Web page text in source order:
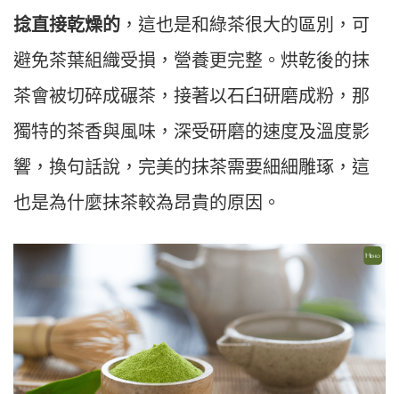
捻直接乾燥的 ，這也是和綠茶很大的區別，可
避免茶葉組織受損，營養更完整。烘乾後的抹
茶會被切碎成碾茶，接著以石臼研磨成粉，那
獨特的茶香與風味，深受研磨的速度及溫度影
響，換句話說，完美的抹茶需要細細雕琢，這
也是為什麼抹茶較為昂貴的原因。